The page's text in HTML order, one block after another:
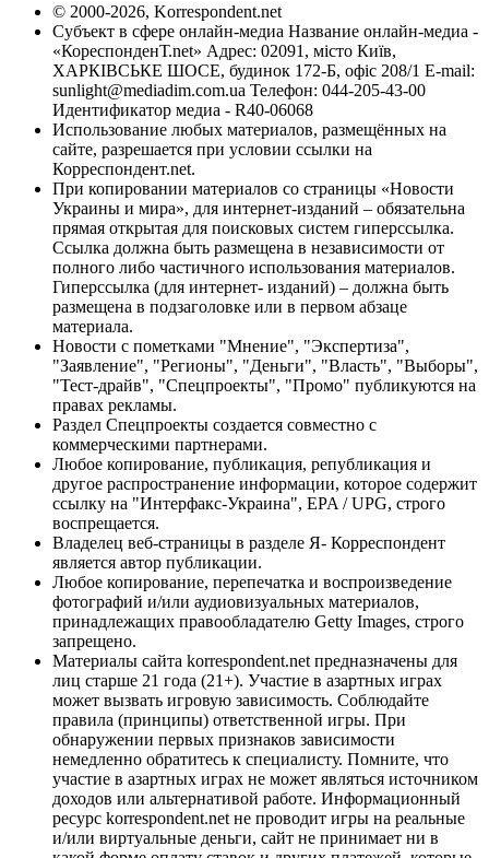
© 2000-2026, Korrespondent.net
Субъект в сфере онлайн-медиа Название онлайн-медиа -
«КореспонденТ.net» Адрес: 02091, місто Київ,
ХАРКІВСЬКЕ ШОСЕ, будинок 172-Б, офіс 208/1 E-mail:
sunlight@mediadim.com.ua Телефон: 044-205-43-00
Идентификатор медиа - R40-06068
Использование любых материалов, размещённых на
сайте, разрешается при условии ссылки на
Корреспондент.net.
При копировании материалов со страницы «Новости
Украины и мира», для интернет-изданий – обязательна
прямая открытая для поисковых систем гиперссылка.
Ссылка должна быть размещена в независимости от
полного либо частичного использования материалов.
Гиперссылка (для интернет- изданий) – должна быть
размещена в подзаголовке или в первом абзаце
материала.
Новости с пометками "Мнение", "Экспертиза",
"Заявление", "Регионы", "Деньги", "Власть", "Выборы",
"Тест-драйв", "Спецпроекты", "Промо" публикуются на
правах рекламы.
Раздел Спецпроекты создается совместно с
коммерческими партнерами.
Любое копирование, публикация, републикация и
другое распространение информации, которое содержит
ссылку на "Интерфакс-Украина", EPA / UPG, строго
воспрещается.
Владелец веб-страницы в разделе Я- Корреспондент
является автор публикации.
Любое копирование, перепечатка и воспроизведение
фотографий и/или аудиовизуальных материалов,
принадлежащих правообладателю Getty Images, строго
запрещено.
Материалы сайта korrespondent.net предназначены для
лиц старше 21 года (21+). Участие в азартных играх
может вызвать игровую зависимость. Соблюдайте
правила (принципы) ответственной игры. При
обнаружении первых признаков зависимости
немедленно обратитесь к специалисту. Помните, что
участие в азартных играх не может являться источником
доходов или альтернативой работе. Информационный
ресурс korrespondent.net не проводит игры на реальные
и/или виртуальные деньги, сайт не принимает ни в